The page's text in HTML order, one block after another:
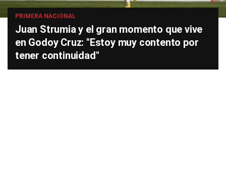
PRIMERA NACIONAL
Juan Strumia y el gran momento que vive
en Godoy Cruz: "Estoy muy contento por
tener continuidad"